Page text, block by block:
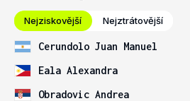
Nejziskovější Nejztrátovější
Cerundolo Juan Manuel
Eala Alexandra
Obradovic Andrea